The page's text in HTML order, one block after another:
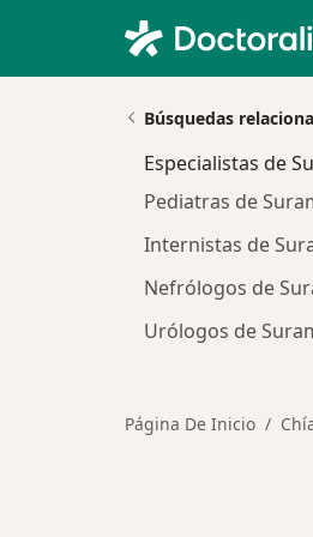
Búsquedas
Especialistas de
Pediatras de
Internistas de
Nefrólogos de
Urólogos de
Página De Inicio